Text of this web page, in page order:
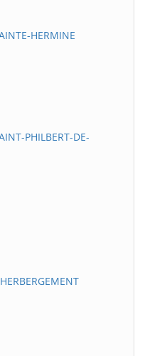
HERMINE
PHILBERT-DE-